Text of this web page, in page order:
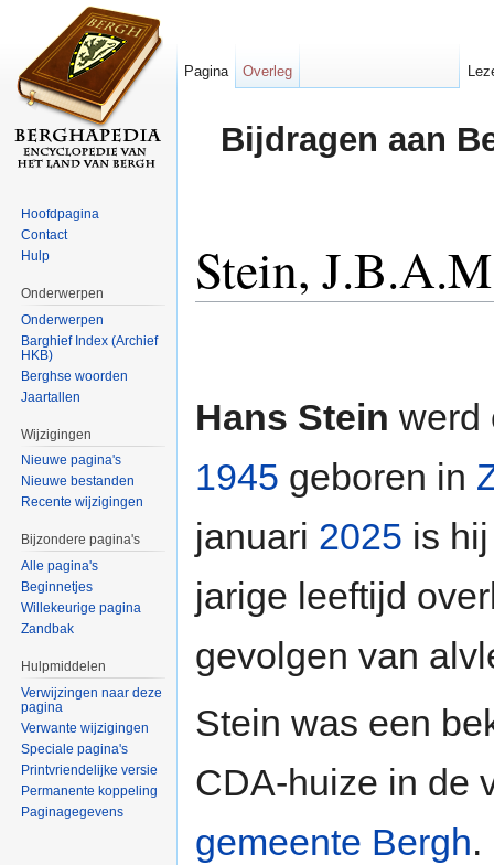
Bijdragen aan
Stein,
Hans Stein werd
1945 geboren in
januari 2025 is
jarige leeftijd
gevolgen van
Stein was een
CDA-huize in de
gemeente Bergh.
Pagina Overleg
Hoofdpagina
Contact
Hulp
Onderwerpen
Onderwerpen
Barghief Index (Archief
HKB)
Berghse woorden
Jaartallen
Wijzigingen
Nieuwe pagina's
Nieuwe bestanden
Recente wijzigingen
Bijzondere pagina's
Alle pagina's
Beginnetjes
Willekeurige pagina
Zandbak
Hulpmiddelen
Verwijzingen naar deze
pagina
Verwante wijzigingen
Speciale pagina's
Printvriendelijke versie
Permanente koppeling
Paginagegevens